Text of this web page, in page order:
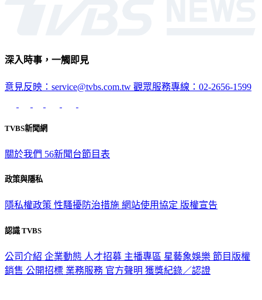
深入時事，一觸即見
意見反映：service@tvbs.com.tw 觀眾服務專線：02-2656-1599
TVBS新聞網
關於我們 56新聞台節目表
政策與隱私
隱私權政策 性騷擾防治措施 網站使用協定 版權宣告
認識 TVBS
公司介紹 企業動態 人才招募 主播專區 星藝象娛樂 節目版權
銷售 公開招標 業務服務 官方聲明 獲獎紀錄／認證